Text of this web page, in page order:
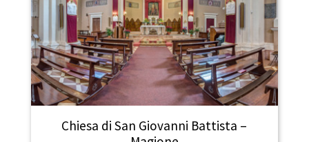
Chiesa di San Giovanni Battista –